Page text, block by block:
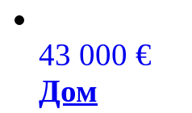
43 000 €
Дом